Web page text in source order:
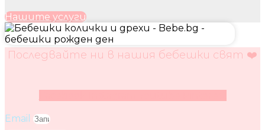
Нашите услуги
Последвайте ни в нашия бебешки свят ❤️
Email